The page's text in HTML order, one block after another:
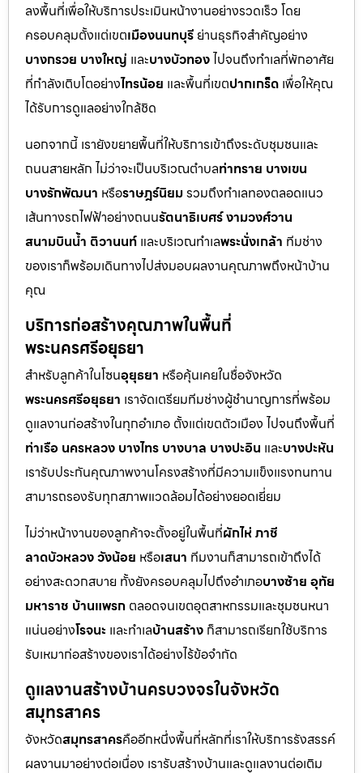
ลงพื้นที่เพื่อให้บริการประเมินหน้างานอย่างรวดเร็ว โดย
ครอบคลุมตั้งแต่เขตเมืองนนทบุรี ย่านธุรกิจสำคัญอย่าง
บางกรวย บางใหญ่ และบางบัวทองไปจนถึงทำเลที่พักอาศัย
ที่กำลังเติบโตอย่างไทรน้อย และพื้นที่เขตปากเกร็ด เพื่อให้คุณ
ได้รับการดูแลอย่างใกล้ชิด
นอกจากนี้ เรายังขยายพื้นที่ให้บริการเข้าถึงระดับชุมชนและ
ถนนสายหลัก ไม่ว่าจะเป็นบริเวณตำบลท่าทราย บางเขน
บางรักพัฒนา หรือราษฎร์นิยมรวมถึงทำเลทองตลอดแนว
เส้นทางรถไฟฟ้าอย่างถนนรัตนาธิเบศร์ งามวงศ์วาน
สนามบินน้ำ ติวานนท์ และบริเวณทำเลพระนั่งเกล้า ทีมช่าง
ของเราก็พร้อมเดินทางไปส่งมอบผลงานคุณภาพถึงหน้าบ้าน
คุณ
บริการก่อสร้างคุณภาพในพื้นที่
พระนครศรีอยุธยา
สำหรับลูกค้าในโซนอุยุธยา หรือคุ้นเคยในชื่อจังหวัด
พระนครศรีอยุธยา เราจัดเตรียมทีมช่างผู้ชำนาญการที่พร้อม
ดูแลงานก่อสร้างในทุกอำเภอ ตั้งแต่เขตตัวเมือง ไปจนถึงพื้นที่
ท่าเรือ นครหลวง บางไทร บางบาล บางปะอิน และบางปะหัน
เรารับประกันคุณภาพงานโครงสร้างที่มีความแข็งแรงทนทาน
สามารถรองรับทุกสภาพแวดล้อมได้อย่างยอดเยี่ยม
ไม่ว่าหน้างานของลูกค้าจะตั้งอยู่ในพื้นที่ผักไห่ ภาชี
ลาดบัวหลวง วังน้อย หรือเสนา ทีมงานก็สามารถเข้าถึงได้
อย่างสะดวกสบาย ทั้งยังครอบคลุมไปถึงอำเภอบางซ้าย อุทัย
มหาราช บ้านแพรก ตลอดจนเขตอุตสาหกรรมและชุมชนหนา
แน่นอย่างโรจนะ และทำเลบ้านสร้าง ก็สามารถเรียกใช้บริการ
รับเหมาก่อสร้างของเราได้อย่างไร้ข้อจำกัด
ดูแลงานสร้างบ้านครบวงจรในจังหวัด
สมุทรสาคร
จังหวัดสมุทรสาครคืออีกหนึ่งพื้นที่หลักที่เราให้บริการรังสรรค์
ผลงานมาอย่างต่อเนื่อง เรารับสร้างบ้านและดูแลงานต่อเติม